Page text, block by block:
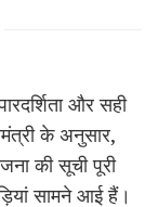
और सही
के अनुसार,
की सूची पूरी
सामने आई हैं।